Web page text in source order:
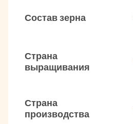
Состав зерна
Страна
выращивания
Страна
производства